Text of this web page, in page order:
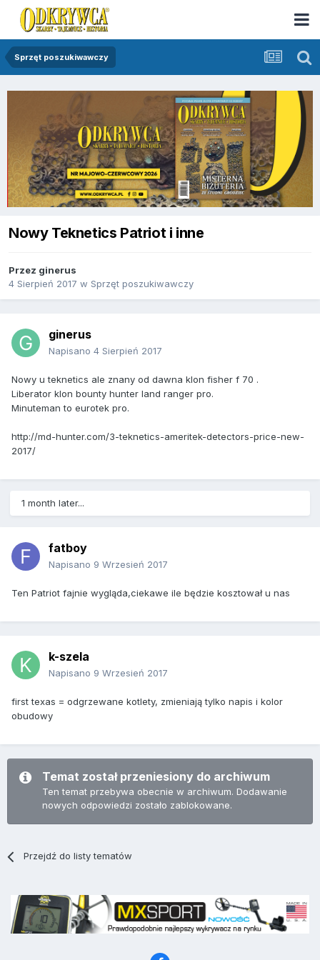
Sprzęt poszukiwawczy
Nowy Teknetics Patriot i inne
Przez ginerus
4 Sierpień 2017 w Sprzęt poszukiwawczy
ginerus
Napisano 4 Sierpień 2017
Nowy u teknetics ale znany od dawna klon fisher f 70 .
Liberator klon bounty hunter land ranger pro.
Minuteman to eurotek pro.
http://md-hunter.com/3-teknetics-ameritek-detectors-price-new-
2017/
1 month later...
fatboy
Napisano 9 Wrzesień 2017
Ten Patriot fajnie wygląda,ciekawe ile będzie kosztował u nas
k-szela
Napisano 9 Wrzesień 2017
first texas = odgrzewane kotlety, zmieniają tylko napis i kolor
obudowy
Temat został przeniesiony do archiwum
Ten temat przebywa obecnie w archiwum. Dodawanie
nowych odpowiedzi zostało zablokowane.
Przejdź do listy tematów